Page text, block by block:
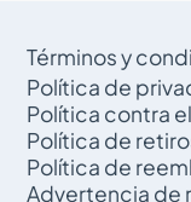
Términos y
Política de
Política contra
Política de
Política de
Advertencia de